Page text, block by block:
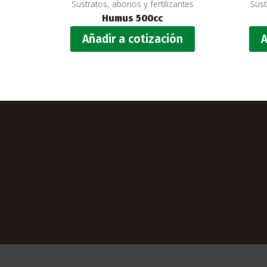
Sustratos, abonos y fertilizantes
Humus 500cc
Añadir a cotización